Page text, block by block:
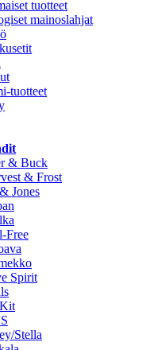
tuotteet
mainoslahjat
tuotteet
& Buck
& Frost
Jones
Free
Spirit
Stella